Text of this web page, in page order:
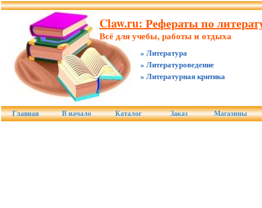
Claw.ru: Рефераты по
Всё для учебы, работы и отдыха
» Литература
» Литературоведение
» Литературная критика
Главная В начало Каталог Заказ Магазины